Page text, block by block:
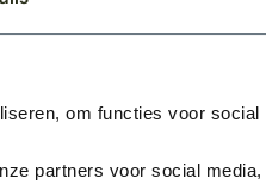
om functies voor
partners voor social
Aanmelden voor de